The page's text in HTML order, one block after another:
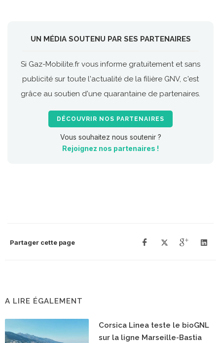
UN MÉDIA SOUTENU PAR SES PARTENAIRES
Si Gaz-Mobilite.fr vous informe gratuitement et sans
publicité sur toute l'actualité de la filière GNV, c'est
grâce au soutien d'une quarantaine de partenaires.
DÉCOUVRIR NOS PARTENAIRES
Vous souhaitez nous soutenir ?
Rejoignez nos partenaires !
Partager cette page
A LIRE ÉGALEMENT
Corsica Linea teste le bioGNL
sur la ligne Marseille-Bastia